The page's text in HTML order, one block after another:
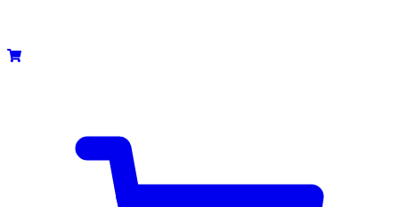
Cart